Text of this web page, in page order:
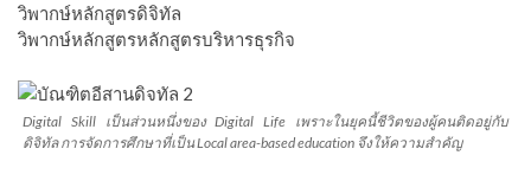
วิพากษ์หลักสูตรดิจิทัล
วิพากษ์หลักสูตรหลักสูตรบริหารธุรกิจ
Digital Skill เป็นส่วนหนึ่งของ Digital Life เพราะในยุคนี้ชีวิตของผู้คนติดอยู่กับ
ดิจิทัล การจัดการศึกษาที่เป็น Local area-based education จึงให้ความสำคัญ